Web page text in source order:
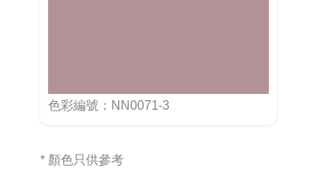
色彩編號：NN0071-3
* 顏色只供參考